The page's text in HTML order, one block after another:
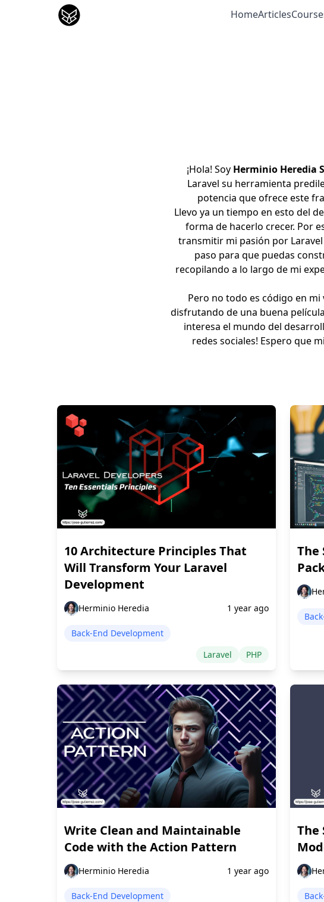
José Gutierrez HomeArticles
¡Hola! Soy Herminio Heredia
Laravel su herramienta
potencia que ofrece este
Llevo ya un tiempo en esto del
forma de hacerlo crecer. Por
transmitir mi pasión por
paso para que puedas
recopilando a lo largo de mi
Pero no todo es código en
disfrutando de una buena
interesa el mundo del
redes sociales! Espero que
10 Architecture Principles That
Will Transform Your Laravel
Development
Herminio Heredia 1 year ago
Back-End Development
Laravel
PHP
The
Write Clean and Maintainable
Code with the Action Pattern
Herminio Heredia 1 year ago
Back-End Development
The